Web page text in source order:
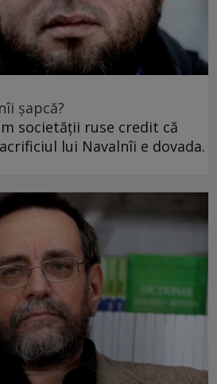
șapcă?
societății ruse credit că
lui Navalnîi e dovada.